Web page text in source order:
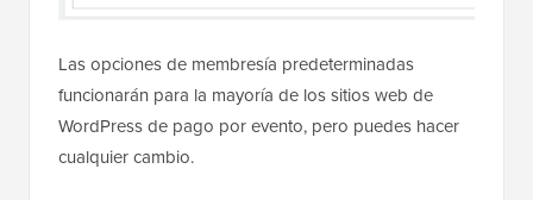
Las opciones de membresía predeterminadas
funcionarán para la mayoría de los sitios web de
WordPress de pago por evento, pero puedes hacer
cualquier cambio.